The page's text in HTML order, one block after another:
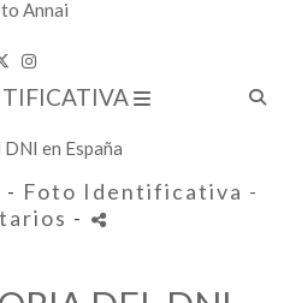
en España
- Foto Identificativa -
-